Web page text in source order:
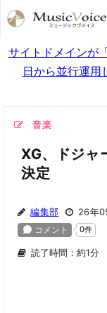
サイトドメインが
日から並行運用
音楽
XG、ドジャ
決定
編集部 26年
読了時間：約1分